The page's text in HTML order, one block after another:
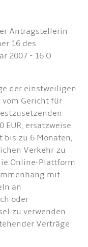
Antragstellerin
16 des
2007 - 16 O
der einstweiligen
Gericht für
EUR, ersatzweise
bis zu 6 Monaten,
Verkehr zu
Online-Plattform
mit
an
oder
zu verwenden
Verträge